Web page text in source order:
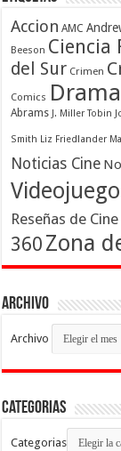
Accion AMC
Beeson Ciencia
del Sur Crimen
Comics Drama
Abrams J. Miller Tobin
Smith Liz Friedlander
Noticias Cine
Reseñas de Cine
360 Zona
Archivo
Archivo
Categorias
Categorias